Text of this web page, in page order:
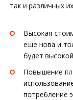
так и различных
Высокая
еще нова и
будет
Повышение
потребление